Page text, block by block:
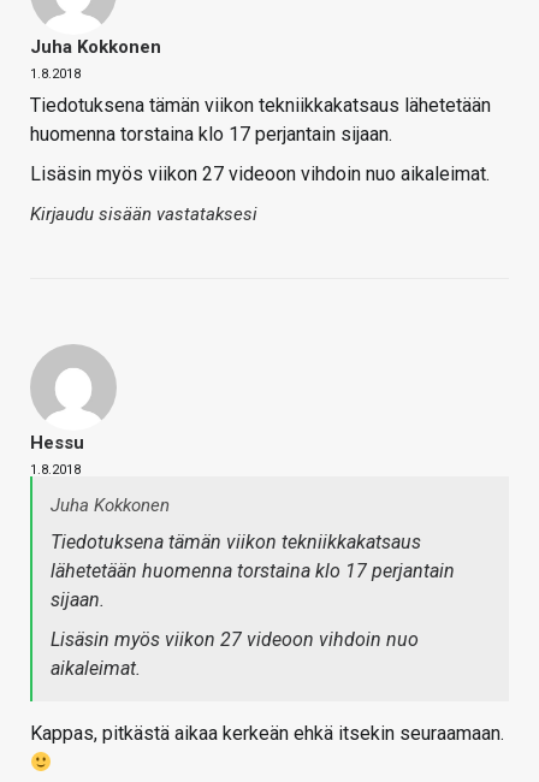
Juha Kokkonen
1.8.2018
Tiedotuksena tämän viikon tekniikkakatsaus lähetetään
huomenna torstaina klo 17 perjantain sijaan.
Lisäsin myös viikon 27 videoon vihdoin nuo aikaleimat.
Kirjaudu sisään vastataksesi
Hessu
1.8.2018
Juha Kokkonen
Tiedotuksena tämän viikon tekniikkakatsaus
lähetetään huomenna torstaina klo 17 perjantain
sijaan.
Lisäsin myös viikon 27 videoon vihdoin nuo
aikaleimat.
Kappas, pitkästä aikaa kerkeän ehkä itsekin seuraamaan.